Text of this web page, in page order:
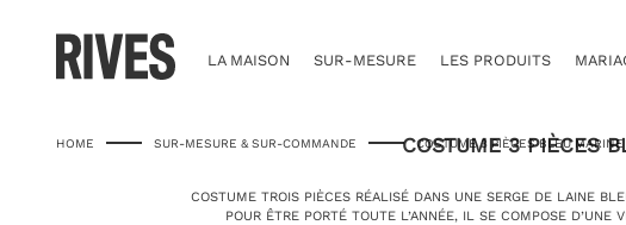
LA MAISON SUR-MESURE LES PRODUITS
HOME SUR-MESURE & SUR-COMMANDE COSTUME 3 PIÈCES BLEU MARINE
COSTUME 3 PIÈCES
COSTUME TROIS PIÈCES RÉALISÉ DANS UNE SERGE DE LAINE
POUR ÊTRE PORTÉ TOUTE L’ANNÉE, IL SE COMPOSE D’UNE